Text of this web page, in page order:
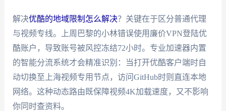
解决优酷的地域限制怎么解决？关键在于区分普通代理
与视频专线。上周巴黎的小林错误使用廉价VPN登陆优
酷账户，导致账号被风控冻结72小时。专业加速器内置
的智能分流系统才会精准识别：当打开优酷客户端时自
动切换至上海视频专用节点，访问GitHub时则直连本地
网络。这种动态路由既保障视频4K加载速度，又不影响
你同时查资料。